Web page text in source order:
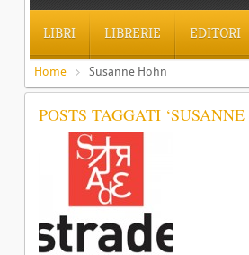
LIBRI LIBRERIE EDITORI
Home Susanne Höhn
POSTS TAGGATI ‘SUSANNE